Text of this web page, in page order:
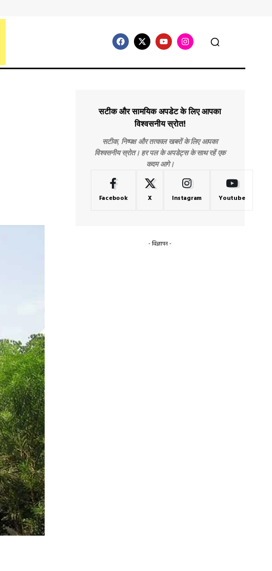
सटीक और सामयिक अपडेट के लिए आपका
विश्वसनीय स्रोत!
सटीक, निष्पक्ष और तत्काल खबरों के लिए आपका
विश्वसनीय स्रोत। हर पल के अपडेट्स के साथ रहें एक
कदम आगे।
Facebook X Instagram Youtube
- विज्ञापन -